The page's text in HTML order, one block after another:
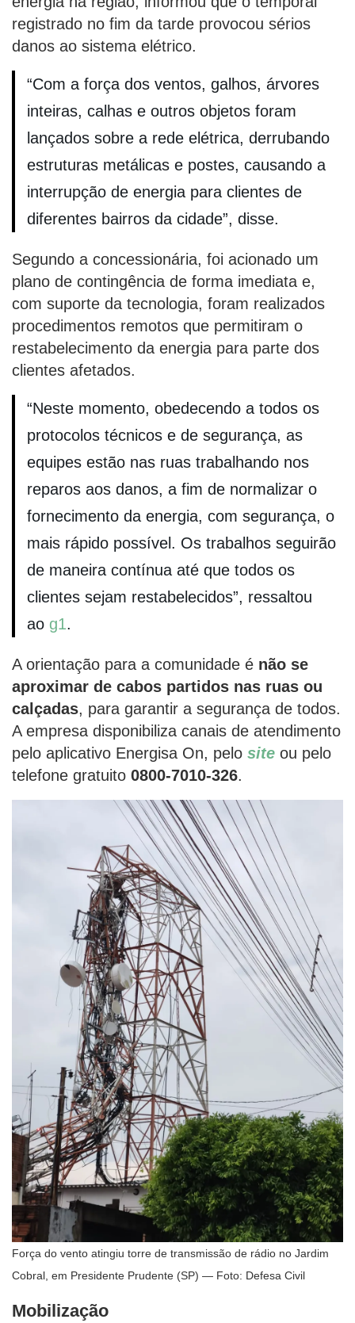
registrado no fim da tarde provocou sérios
danos ao sistema elétrico.
“Com a força dos ventos, galhos, árvores
inteiras, calhas e outros objetos foram
lançados sobre a rede elétrica, derrubando
estruturas metálicas e postes, causando a
interrupção de energia para clientes de
diferentes bairros da cidade”, disse.
Segundo a concessionária, foi acionado um
plano de contingência de forma imediata e,
com suporte da tecnologia, foram realizados
procedimentos remotos que permitiram o
restabelecimento da energia para parte dos
clientes afetados.
“Neste momento, obedecendo a todos os
protocolos técnicos e de segurança, as
equipes estão nas ruas trabalhando nos
reparos aos danos, a fim de normalizar o
fornecimento da energia, com segurança, o
mais rápido possível. Os trabalhos seguirão
de maneira contínua até que todos os
clientes sejam restabelecidos”, ressaltou
ao g1.
A orientação para a comunidade é não se
aproximar de cabos partidos nas ruas ou
calçadas, para garantir a segurança de todos.
A empresa disponibiliza canais de atendimento
pelo aplicativo Energisa On, pelo site ou pelo
telefone gratuito 0800-7010-326.
Força do vento atingiu torre de transmissão de rádio no Jardim
Cobral, em Presidente Prudente (SP) — Foto: Defesa Civil
Mobilização